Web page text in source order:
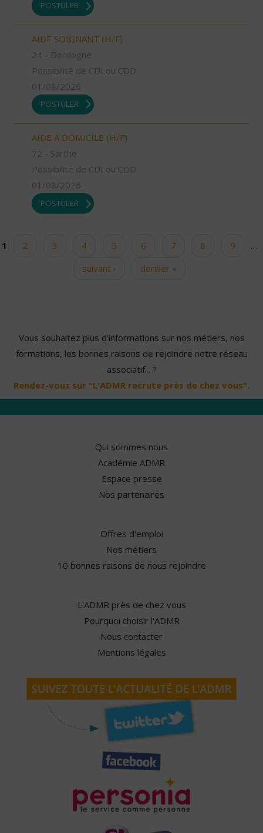
POSTULER
AIDE SOIGNANT (H/F)
24 - Dordogne
Possibilité de CDI ou CDD
01/08/2026
POSTULER
AIDE A DOMICILE (H/F)
72 - Sarthe
Possibilité de CDI ou CDD
01/08/2026
POSTULER
Pages
1 2 3 4 5 6 7 8 9
…
suivant ›
dernier »
Vous souhaitez plus d'informations sur nos métiers, nos
formations, les bonnes raisons de rejoindre notre réseau
associatif... ?
Rendez-vous sur "L'ADMR recrute près de chez vous".
Qui sommes nous
Académie ADMR
Espace presse
Nos partenaires
Offres d'emploi
Nos métiers
10 bonnes raisons de nous rejoindre
L'ADMR près de chez vous
Pourquoi choisir l'ADMR
Nous contacter
Mentions légales